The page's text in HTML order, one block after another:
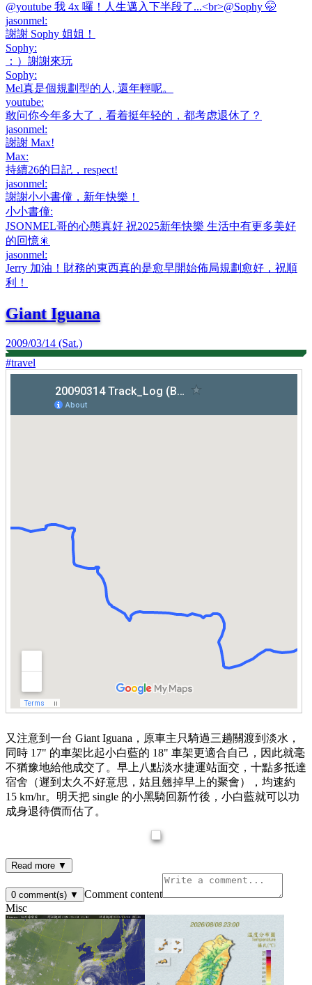
@youtube 我 4x 囉！人生邁入下半段了...<br>@Sophy 🤭
jasonmel:
謝謝 Sophy 姐姐！
Sophy:
：）謝謝來玩
Sophy:
Mel真是個規劃型的人, 還年輕呢。
youtube:
敢问你今年多大了，看着挺年轻的，都考虑退休了？
jasonmel:
謝謝 Max!
Max:
持續26的日記，respect!
jasonmel:
謝謝小小書僮，新年快樂！
小小書僮:
JSONMEL哥的心態真好 祝2025新年快樂 生活中有更多美好
的回憶🎇
jasonmel:
Jerry 加油！財務的東西真的是愈早開始佈局規劃愈好，祝順
利！
Giant Iguana
2009/03/14 (Sat.)
#travel
又注意到一台 Giant Iguana， 原車主只騎過三趟關渡到淡水，
同時 17" 的車架比起小白藍的 18" 車架更適合自己，因此就毫
不猶豫地給他成交了。早上八點淡水捷運站面交，十點多抵達
宿舍（遲到太久不好意思，姑且翹掉早上的聚會），均速約
15 km/hr。明天把 single 的小黑騎回新竹後， 小白藍就可以功
成身退待價而估了。
Read more ▼
0 comment(s) ▼
Comment content
Misc